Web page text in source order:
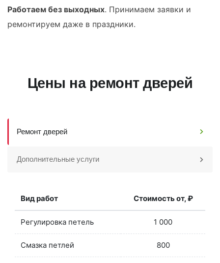
Работаем без выходных. Принимаем заявки и
ремонтируем даже в праздники.
Цены на ремонт дверей
Ремонт дверей
Дополнительные услуги
Вид работ Стоимость от, ₽
Регулировка петель 1 000
Смазка петлей 800